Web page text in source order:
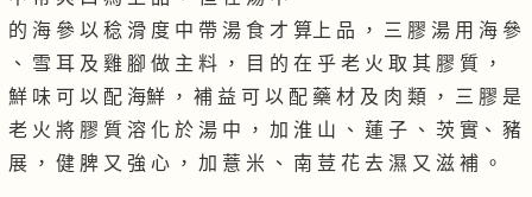
的 海 參 以 稔 滑 度 中 帶 湯 食 才 算上 品 ， 三 膠 湯 用 海 參
、 雪 耳 及 雞 腳 做 主 料 ， 目 的 在 乎 老 火 取 其 膠 質 ，
鮮 味 可 以 配 海鮮 ， 補 益 可 以 配 藥 材 及 肉 類 ， 三 膠 是
老 火 將 膠 質 溶 化 於 湯 中 ， 加 淮 山 、 蓮 子 、 茨 實、 豬
展 ， 健 脾 又 強 心 ， 加 薏 米 、 南 荳 花 去 濕 又 滋 補 。